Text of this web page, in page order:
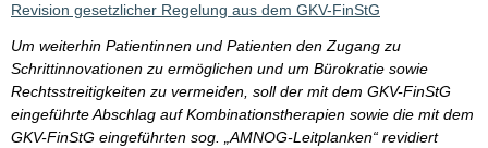
Revision gesetzlicher Regelung aus dem GKV-FinStG
Um weiterhin Patientinnen und Patienten den Zugang zu
Schrittinnovationen zu ermöglichen und um Bürokratie sowie
Rechtsstreitigkeiten zu vermeiden, soll der mit dem GKV-FinStG
eingeführte Abschlag auf Kombinationstherapien sowie die mit dem
GKV-FinStG eingeführten sog. „AMNOG-Leitplanken“ revidiert